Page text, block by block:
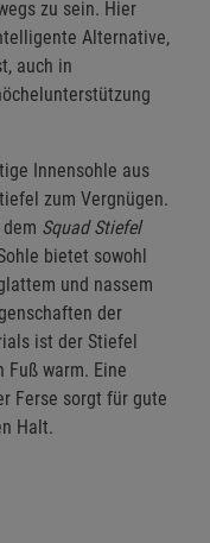
zu sein. Hier
Alternative,
auch in
Innensohle aus
zum Vergnügen.
Squad Stiefel
bietet sowohl
und nassem
der
ist der Stiefel
warm. Eine
Ferse sorgt für gute
Halt.